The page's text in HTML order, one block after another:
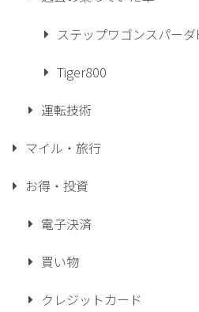
ステップワゴンスパーダ
Tiger800
運転技術
マイル・旅行
お得・投資
電子決済
買い物
クレジットカード